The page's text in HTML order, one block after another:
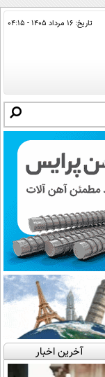
تاریخ: ۱۶ مرداد ۱۴۰۵ - ۰۴:۱۵
آخرین اخبار